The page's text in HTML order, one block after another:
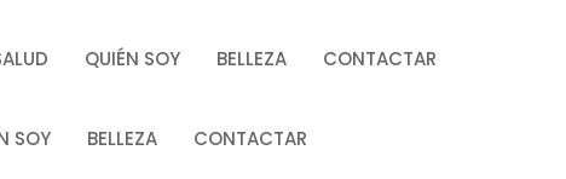
QUIÉN SOY BELLEZA CONTACTAR
SOY BELLEZA CONTACTAR